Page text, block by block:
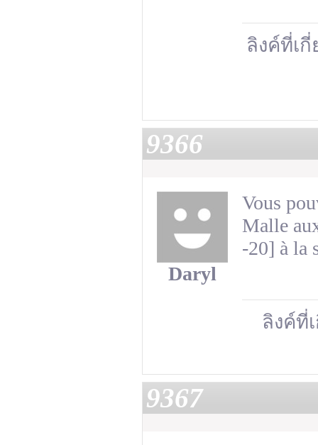
ลิงค์ที่เ
9366
Daryl
Vous
Malle
-20] à la
ลิงค์ที่
9367